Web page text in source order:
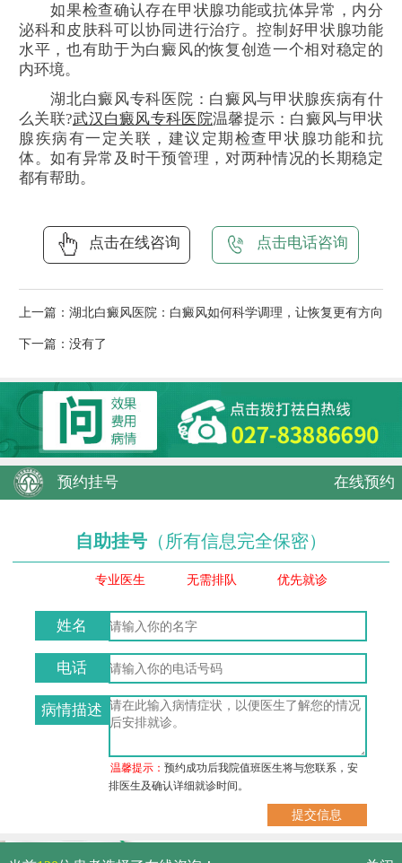
如果检查确认存在甲状腺功能或抗体异常，内分
泌科和皮肤科可以协同进行治疗。控制好甲状腺功能
水平，也有助于为白癜风的恢复创造一个相对稳定的
内环境。
湖北白癜风专科医院：白癜风与甲状腺疾病有什
么关联?武汉白癜风专科医院温馨提示：白癜风与甲状
腺疾病有一定关联，建议定期检查甲状腺功能和抗
体。如有异常及时干预管理，对两种情况的长期稳定
都有帮助。
点击在线咨询 点击电话咨询
上一篇： 湖北白癜风医院：白癜风如何科学调理，让恢复更有方向
下一篇：没有了
预约挂号 在线预约
自助挂号 （所有信息完全保密）
专业医生 无需排队 优先就诊
姓名
电话
病情描述
温馨提示：预约成功后我院值班医生将与您联系，安
排医生及确认详细就诊时间。